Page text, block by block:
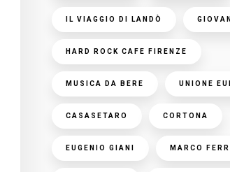
IL VIAGGIO DI LANDÒ
HARD ROCK CAFE FIRENZE
MUSICA DA BERE UNIONE
CASASETARO CORTONA
EUGENIO GIANI MARCO